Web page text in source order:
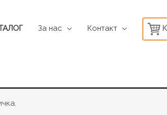
За нас Контакт